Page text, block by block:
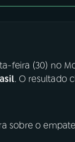
feira (30) no
. O resultado
sobre o